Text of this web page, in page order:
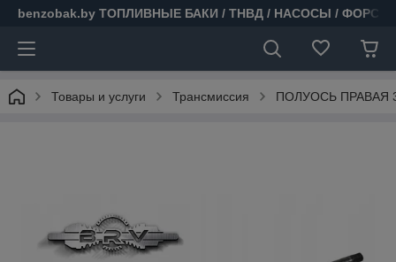
benzobak.by ТОПЛИВНЫЕ БАКИ / ТНВД / НАСОСЫ /
Товары и услуги Трансмиссия ПОЛУОСЬ ПРАВАЯ